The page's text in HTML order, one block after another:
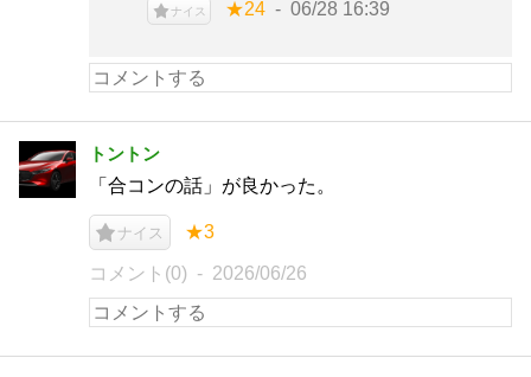
ナイス ★24 06/28 16:39
トントン
「合コンの話」が良かった。
ナイス ★3
コメント(0) 2026/06/26